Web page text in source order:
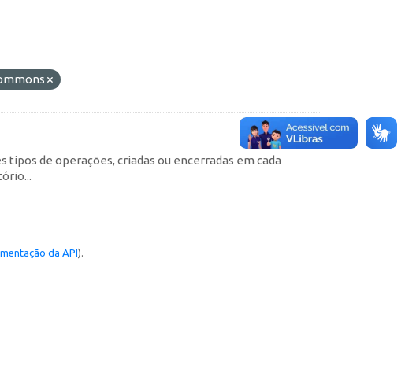
de operações, criadas ou encerradas em cada
da API).